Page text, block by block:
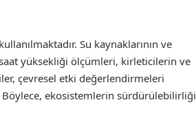
Su kaynaklarının ve
yüksekliği ölçümleri, kirleticilerin ve
çevresel etki değerlendirmeleri
ekosistemlerin sürdürülebilirliği